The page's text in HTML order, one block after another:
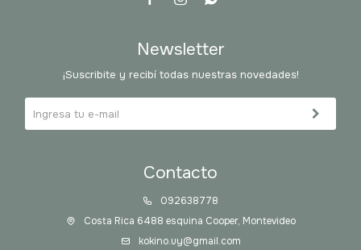
Contacto
092638778
Costa Rica 6488 esquina Cooper, Montevideo
kokino.uy@gmail.com
Newsletter
¡Suscribite y recibí todas nuestras novedades!